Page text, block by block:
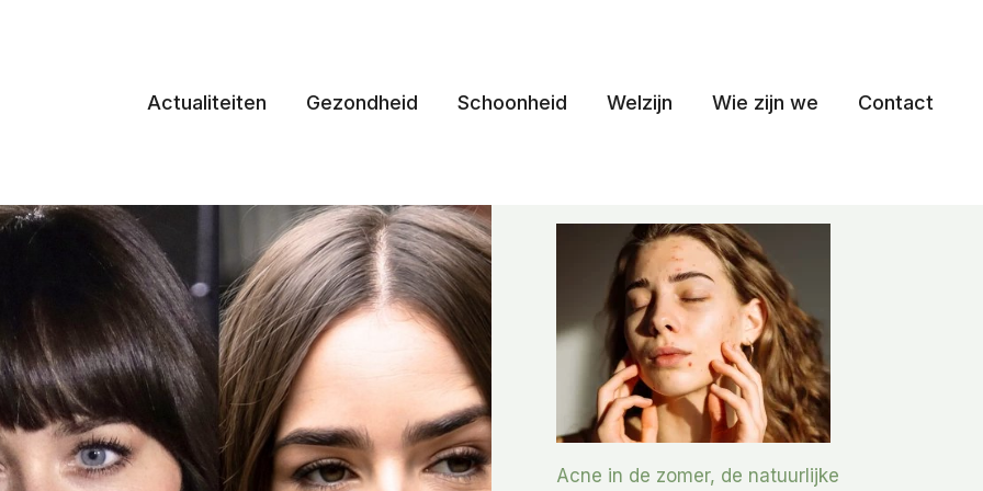
Actualiteiten Gezondheid Schoonheid Welzijn Wie zijn we Contact
Acne in de zomer, de natuurlijke